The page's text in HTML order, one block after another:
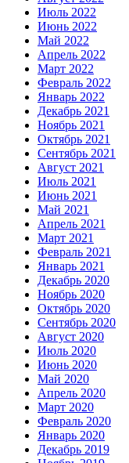
Июль 2022
Июнь 2022
Май 2022
Апрель 2022
Март 2022
Февраль 2022
Январь 2022
Декабрь 2021
Ноябрь 2021
Октябрь 2021
Сентябрь 2021
Август 2021
Июль 2021
Июнь 2021
Май 2021
Апрель 2021
Март 2021
Февраль 2021
Январь 2021
Декабрь 2020
Ноябрь 2020
Октябрь 2020
Сентябрь 2020
Август 2020
Июль 2020
Июнь 2020
Май 2020
Апрель 2020
Март 2020
Февраль 2020
Январь 2020
Декабрь 2019